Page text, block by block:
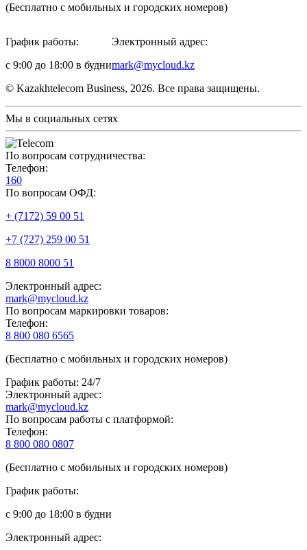
(Бесплатно с мобильных и городских номеров)
График работы:
с 9:00 до 18:00 в будни
Электронный адрес:
mark@mycloud.kz
© Kazakhtelecom Business, 2026. Все права защищены.
Мы в социальных сетях
По вопросам сотрудничества:
Телефон:
160
По вопросам ОФД:
+ (7172) 59 00 51
+7 (727) 259 00 51
8 8000 8000 51
Электронный адрес:
mark@mycloud.kz
По вопросам маркировки товаров:
Телефон:
8 800 080 6565
(Бесплатно с мобильных и городских номеров)
График работы: 24/7
Электронный адрес:
mark@mycloud.kz
По вопросам работы с платформой:
Телефон:
8 800 080 0807
(Бесплатно с мобильных и городских номеров)
График работы:
с 9:00 до 18:00 в будни
Электронный адрес: